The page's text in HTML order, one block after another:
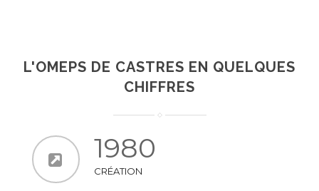
L'OMEPS DE CASTRES EN QUELQUES
CHIFFRES
1980
CRÉATION